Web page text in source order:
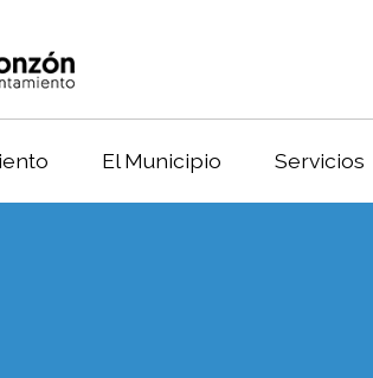
El Municipio Servicios